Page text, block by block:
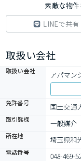
素敵な物
LINEで共有
取扱い会社
取扱い会社 アパマン
免許番号
国土交通
取引態様 一般媒介
所在地 埼玉県和
電話番号 048-469-